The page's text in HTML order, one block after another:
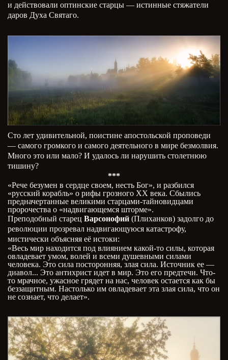
и действовали оптинские старцы — истинные стяжатели
даров Духа Святаго.
Сто лет удивительной, поистине апостольской проповеди
— самого громкого и самого деятельного в мире безмолвия.
Много это или мало? И удалось ли нарушить столетнюю
тишину?
***
«Рече безумен в сердце своем, несть Бог», и разбился
«русский корабль» о рифы грозного XX века. Сбылись
предначертанные великими старцами-тайновидцами
пророчества о «надвигающемся шторме».
Преподобный старец Варсонофий (Плиханков) задолго до
революции прозревал надвигающуюся катастрофу,
мистически объясняя её истоки:
«Весь мир находится под влиянием какой-то силы, которая
овладевает умом, волей и всеми душевными силами
человека. Это сила посторонняя, злая сила. Источник ее —
диавол... Это антихрист идет в мир. Это его предтечи. Что-
то мрачное, ужасное грядет на нас, человек остается как бы
беззащитным. Настолько им овладевает эта злая сила, что он
не сознает, что делает».